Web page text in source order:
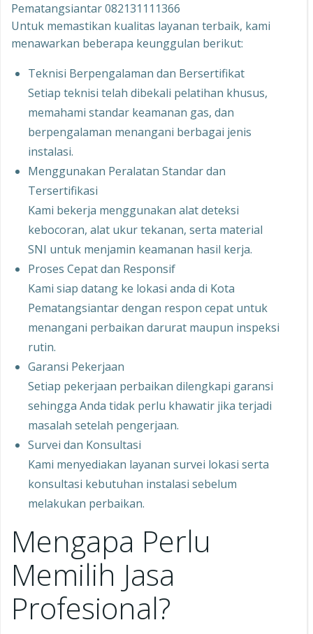
Pematangsiantar 082131111366
Untuk memastikan kualitas layanan terbaik, kami
menawarkan beberapa keunggulan berikut:
Teknisi Berpengalaman dan Bersertifikat
Setiap teknisi telah dibekali pelatihan khusus,
memahami standar keamanan gas, dan
berpengalaman menangani berbagai jenis
instalasi.
Menggunakan Peralatan Standar dan
Tersertifikasi
Kami bekerja menggunakan alat deteksi
kebocoran, alat ukur tekanan, serta material
SNI untuk menjamin keamanan hasil kerja.
Proses Cepat dan Responsif
Kami siap datang ke lokasi anda di Kota
Pematangsiantar dengan respon cepat untuk
menangani perbaikan darurat maupun inspeksi
rutin.
Garansi Pekerjaan
Setiap pekerjaan perbaikan dilengkapi garansi
sehingga Anda tidak perlu khawatir jika terjadi
masalah setelah pengerjaan.
Survei dan Konsultasi
Kami menyediakan layanan survei lokasi serta
konsultasi kebutuhan instalasi sebelum
melakukan perbaikan.
Mengapa Perlu
Memilih Jasa
Profesional?